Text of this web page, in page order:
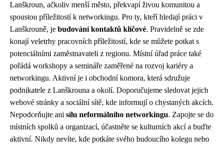
Lanškroun, ačkoliv menší město, překvapí živou komunitou a
spoustou příležitostí k networkingu. Pro ty, kteří hledají práci v
Lanškrouně, je budování kontaktů klíčové. Pravidelně se zde
konají veletrhy pracovních příležitostí, kde se můžete potkat s
potenciálními zaměstnavateli z regionu. Místní úřad práce také
pořádá workshopy a semináře zaměřené na rozvoj kariéry a
networkingu. Aktivní je i obchodní komora, která sdružuje
podnikatele z Lanškrouna a okolí. Doporučujeme sledovat jejich
webové stránky a sociální sítě, kde informují o chystaných akcích.
Nepodceňujte ani sílu neformálního networkingu. Zapojte se do
místních spolků a organizací, účastněte se kulturních akcí a buďte
aktivní. Nikdy nevíte, kde potkáte svého budoucího kolegu nebo